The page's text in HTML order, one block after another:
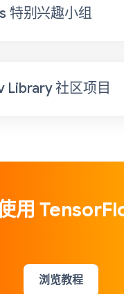
特别兴趣小组
Library 社区项目
用
浏览教程